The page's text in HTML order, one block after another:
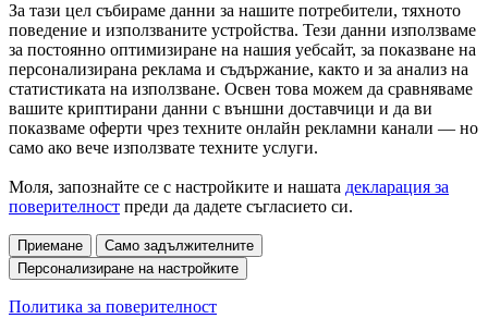
За тази цел събираме данни за нашите потребители, тяхното
поведение и използваните устройства. Тези данни използваме
за постоянно оптимизиране на нашия уебсайт, за показване на
персонализирана реклама и съдържание, както и за анализ на
статистиката на използване. Освен това можем да сравняваме
вашите криптирани данни с външни доставчици и да ви
показваме оферти чрез техните онлайн рекламни канали — но
само ако вече използвате техните услуги.
Моля, запознайте се с настройките и нашата декларация за
поверителност преди да дадете съгласието си.
Приемане
Само задължителните
Персонализиране на настройките
Политика за поверителност